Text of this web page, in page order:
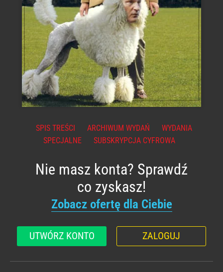
SPIS TREŚCI ARCHIWUM WYDAŃ
WYDANIA
SPECJALNE
SUBSKRYPCJA CYFROWA
Nie masz konta? Sprawdź
co zyskasz!
Zobacz ofertę dla Ciebie
UTWÓRZ KONTO ZALOGUJ